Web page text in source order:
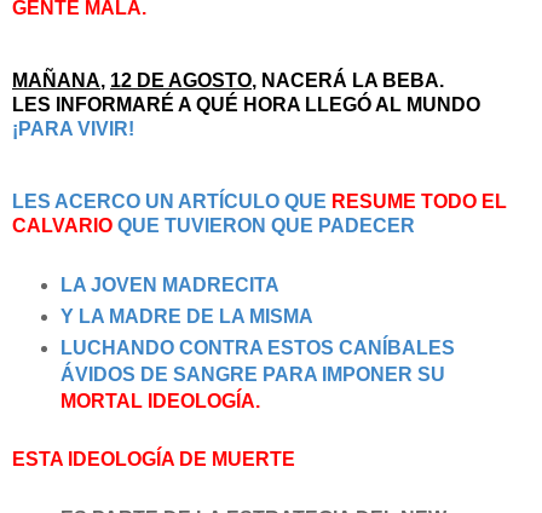
GENTE MALA.
MAÑANA, 12 DE AGOSTO, NACERÁ LA BEBA.
LES INFORMARÉ A QUÉ HORA LLEGÓ AL MUNDO
¡PARA VIVIR!
LES ACERCO UN ARTÍCULO QUE RESUME TODO EL
CALVARIO QUE TUVIERON QUE PADECER
LA JOVEN MADRECITA
Y LA MADRE DE LA MISMA
LUCHANDO CONTRA ESTOS CANÍBALES
ÁVIDOS DE SANGRE PARA IMPONER SU
MORTAL IDEOLOGÍA.
ESTA IDEOLOGÍA DE MUERTE